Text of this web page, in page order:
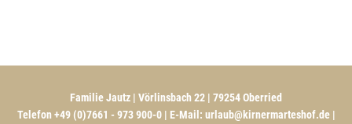
Familie Jautz | Vörlinsbach 22 | 79254 Oberried
Telefon +49 (0)7661 - 973 900-0 | E-Mail: urlaub@kirnermarteshof.de|